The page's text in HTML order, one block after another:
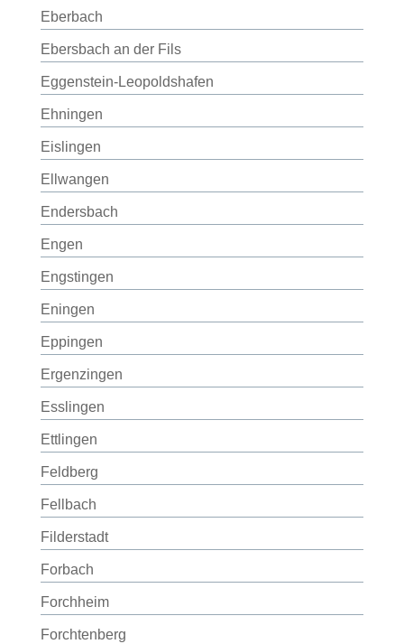
Eberbach
Ebersbach an der Fils
Eggenstein-Leopoldshafen
Ehningen
Eislingen
Ellwangen
Endersbach
Engen
Engstingen
Eningen
Eppingen
Ergenzingen
Esslingen
Ettlingen
Feldberg
Fellbach
Filderstadt
Forbach
Forchheim
Forchtenberg